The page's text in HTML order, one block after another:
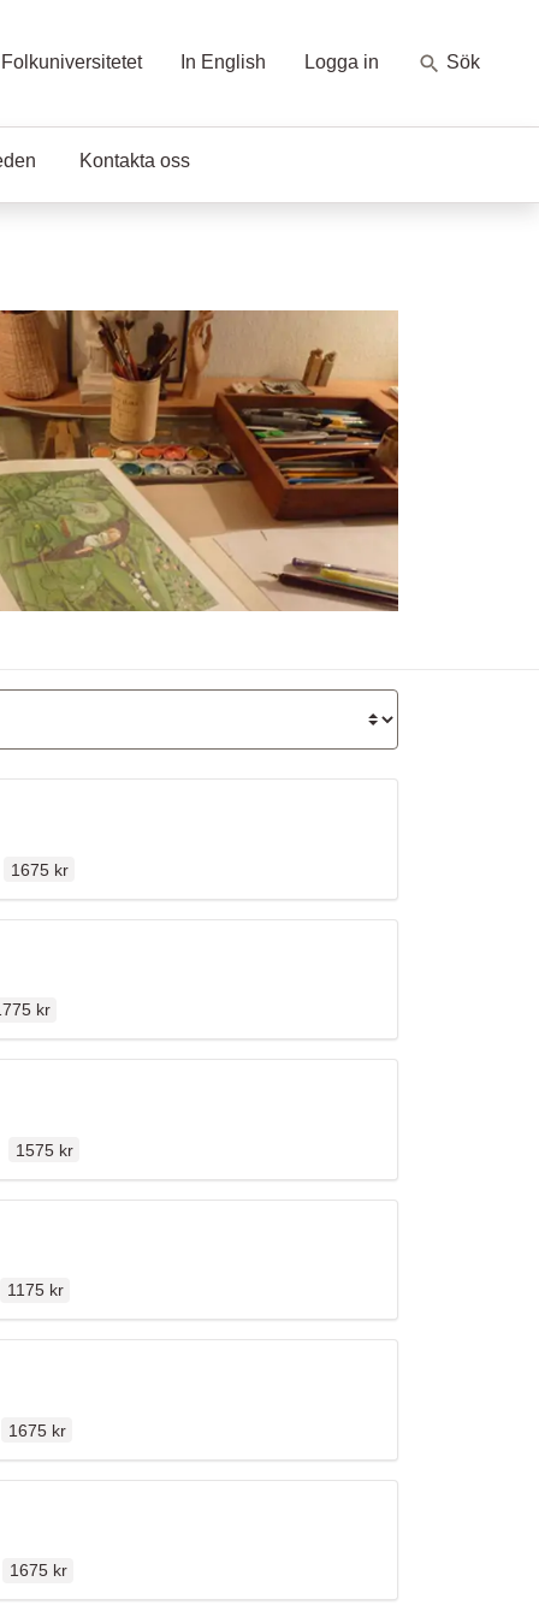
In English Logga in Sök
Kontakta oss
1675 kr
kr
1575 kr
1175 kr
1675 kr
1675 kr